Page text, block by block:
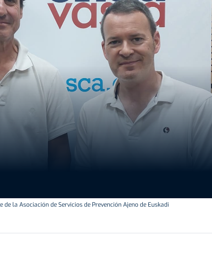
de la Asociación de Servicios de Prevención Ajeno de Euskadi